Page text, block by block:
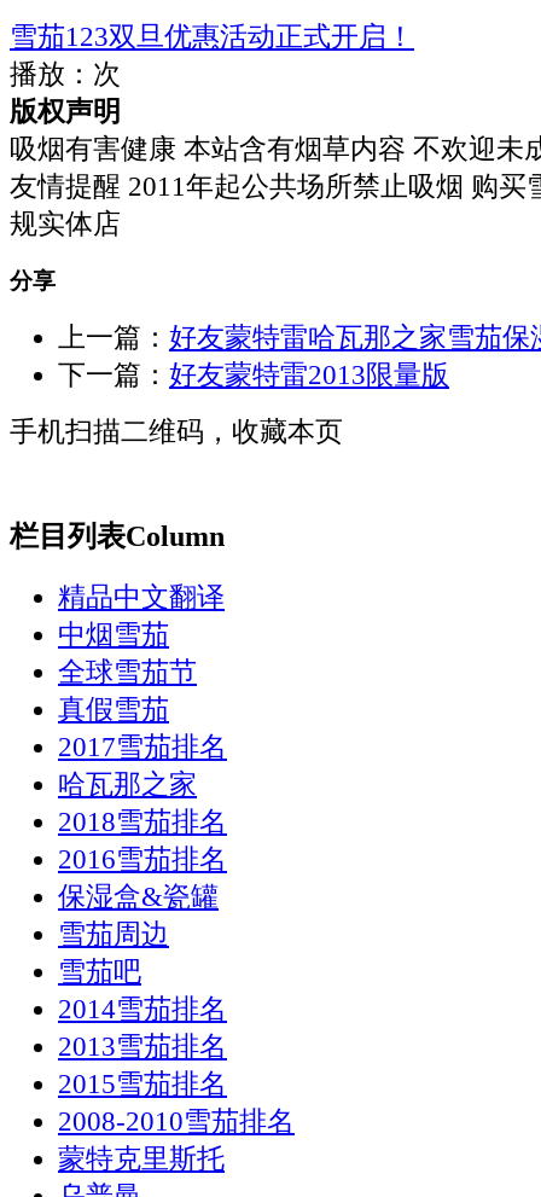
雪茄123双旦优惠活动正式开启！
播放： 次
版权声明
吸烟有害健康 本站含有烟草内容 不欢迎未
友情提醒 2011年起公共场所禁止吸烟 购买
规实体店
分享
上一篇： 好友蒙特雷哈瓦那之家雪茄保
下一篇： 好友蒙特雷2013限量版
手机扫描二维码，收藏本页
栏目列表Column
精品中文翻译
中烟雪茄
全球雪茄节
真假雪茄
2017雪茄排名
哈瓦那之家
2018雪茄排名
2016雪茄排名
保湿盒&瓷罐
雪茄周边
雪茄吧
2014雪茄排名
2013雪茄排名
2015雪茄排名
2008-2010雪茄排名
蒙特克里斯托